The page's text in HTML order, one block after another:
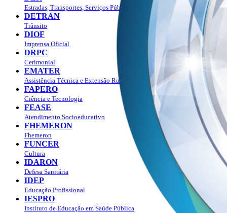
Estradas, Transportes, Serviços Públicos
DETRAN
Trânsito
DIOF
Imprensa Oficial
DRPC
Cerimonial
EMATER
Assistência Técnica e Extensão Rural
FAPERO
Ciência e Tecnologia
FEASE
Atendimento Socioeducativo
FHEMERON
Fhemeron
FUNCER
Cultura
IDARON
Defesa Sanitária
IDEP
Educação Profissional
IESPRO
Instituto de Educação em Saúde Pública